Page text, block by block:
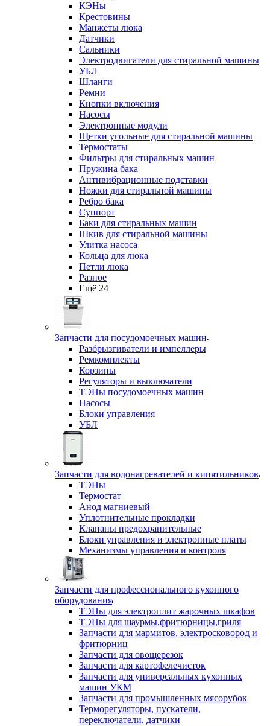
КЭНы
Крестовины
Манжеты люка
Датчики
Сальники
Электродвигатели для стиральной машины
УБЛ
Шланги
Ремни
Кнопки включения
Насосы
Электронные модули
Щетки угольные для стиральной машины
Термостаты
Фильтры для стиральных машин
Пружина бака
Антивибрационные подставки
Ножки для стиральной машины
Ребро бака
Суппорт
Баки для стиральных машин
Шкив для стиральной машины
Улитка насоса
Кольца для люка
Петли люка
Разное
Ещё 24
Запчасти для посудомоечных машин
Разбрызгиватели и импеллеры
Ремкомплекты
Корзины
Регуляторы и выключатели
ТЭНы посудомоечных машин
Насосы
Блоки управления
УБЛ
Запчасти для водонагревателей и кипятильников
ТЭНы
Термостат
Анод магниевый
Уплотнительные прокладки
Клапаны предохранительные
Блоки управления и электронные платы
Механизмы управления и контроля
Запчасти для профессионального кухонного
оборудования
ТЭНы для электроплит жарочных шкафов
ТЭНы для шаурмы,фритюрницы,гриля
Запчасти для мармитов, электросковород и
фритюрниц
Запчасти для овощерезок
Запчасти для картофелечисток
Запчасти для универсальных кухонных
машин УКМ
Запчасти для промышленных мясорубок
Терморегуляторы, пускатели,
переключатели, датчики